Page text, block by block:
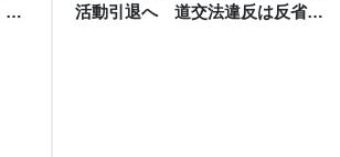
日
活動引退へ 道交法違反は反省 -